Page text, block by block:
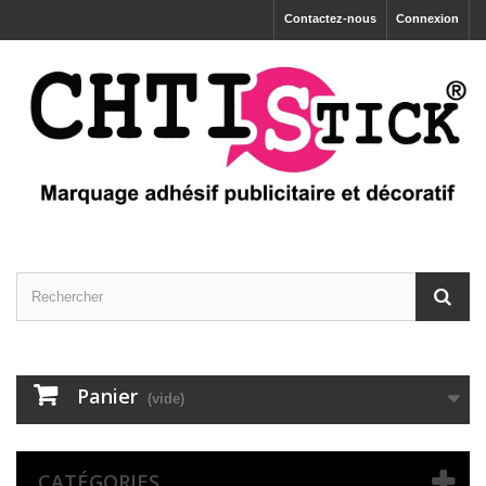
Connexion
Contactez-nous
Panier (vide)